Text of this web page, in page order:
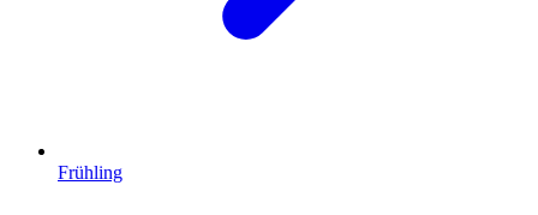
Frühling